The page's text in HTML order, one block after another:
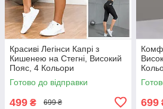
Красиві Легінси Капрі з
Кишенею на Стегні, Високий
Пояс, 4 Кольори
Готово до відправки
499 ₴ 699 ₴ 699